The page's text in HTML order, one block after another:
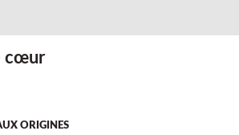
cœur
ORIGINES